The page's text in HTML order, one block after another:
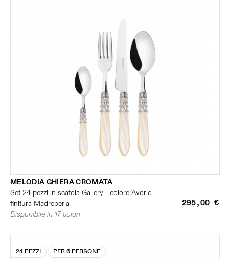
MELODIA GHIERA CROMATA
Set 24 pezzi in scatola Gallery - colore Avorio -
finitura Madreperla
295,00 €
Disponibile in 17 colori
24 PEZZI PER 6 PERSONE